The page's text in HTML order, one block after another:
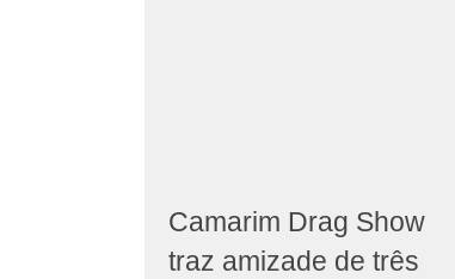
Camarim Drag Show
traz amizade de três